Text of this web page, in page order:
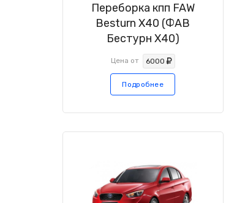
Переборка кпп FAW
Besturn X40 (ФАВ
Бестурн Х40)
Цена от 6000
Подробнее